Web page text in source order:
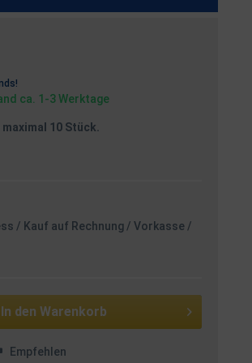
ca. 1-3 Werktage
maximal 10 Stück.
/ Kauf auf Rechnung / Vorkasse /
In den Warenkorb
Empfehlen